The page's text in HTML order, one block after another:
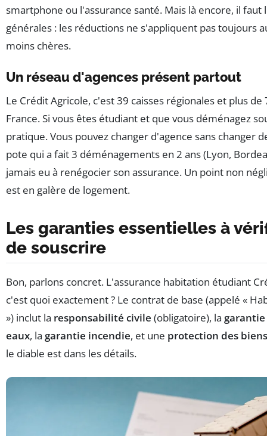
smartphone ou l'assurance santé. Mais là encore, il faut
générales : les réductions ne s'appliquent pas toujours
moins chères.
Un réseau d'agences présent partout
Le Crédit Agricole, c'est 39 caisses régionales et plus de
France. Si vous êtes étudiant et que vous déménagez
pratique. Vous pouvez changer d'agence sans changer
pote qui a fait 3 déménagements en 2 ans (Lyon,
jamais eu à renégocier son assurance. Un point non
est en galère de logement.
Les garanties essentielles à
de souscrire
Bon, parlons concret. L'assurance habitation étudiant
c'est quoi exactement ? Le contrat de base (appelé «
») inclut la responsabilité civile (obligatoire), la
eaux, la garantie incendie, et une protection des
le diable est dans les détails.